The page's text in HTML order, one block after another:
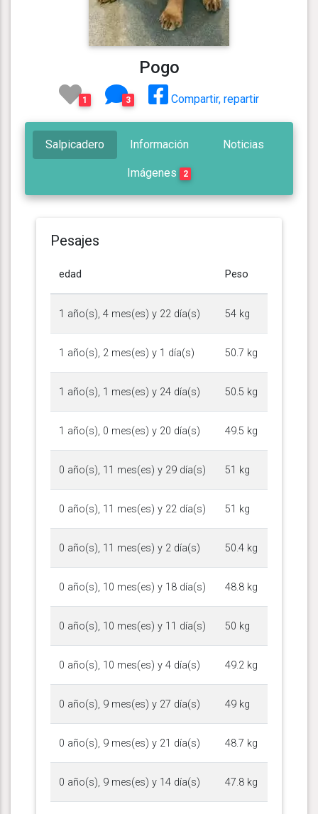
Pogo
1 3 Compartir, repartir
Salpicadero Información Noticias
Imágenes 2
Pesajes
edad Peso
1 año(s), 4 mes(es) y 22 día(s) 54 kg
1 año(s), 2 mes(es) y 1 día(s) 50.7 kg
1 año(s), 1 mes(es) y 24 día(s) 50.5 kg
1 año(s), 0 mes(es) y 20 día(s) 49.5 kg
0 año(s), 11 mes(es) y 29 día(s) 51 kg
0 año(s), 11 mes(es) y 22 día(s) 51 kg
0 año(s), 11 mes(es) y 2 día(s) 50.4 kg
0 año(s), 10 mes(es) y 18 día(s) 48.8 kg
0 año(s), 10 mes(es) y 11 día(s) 50 kg
0 año(s), 10 mes(es) y 4 día(s) 49.2 kg
0 año(s), 9 mes(es) y 27 día(s) 49 kg
0 año(s), 9 mes(es) y 21 día(s) 48.7 kg
0 año(s), 9 mes(es) y 14 día(s) 47.8 kg